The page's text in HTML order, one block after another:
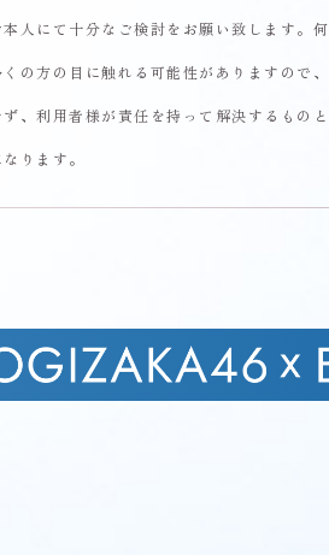
人にて十分なご検討をお願い致します。何
の方の目に触れる可能性がありますので、
、利用者様が責任を持って解決するものと
ります。